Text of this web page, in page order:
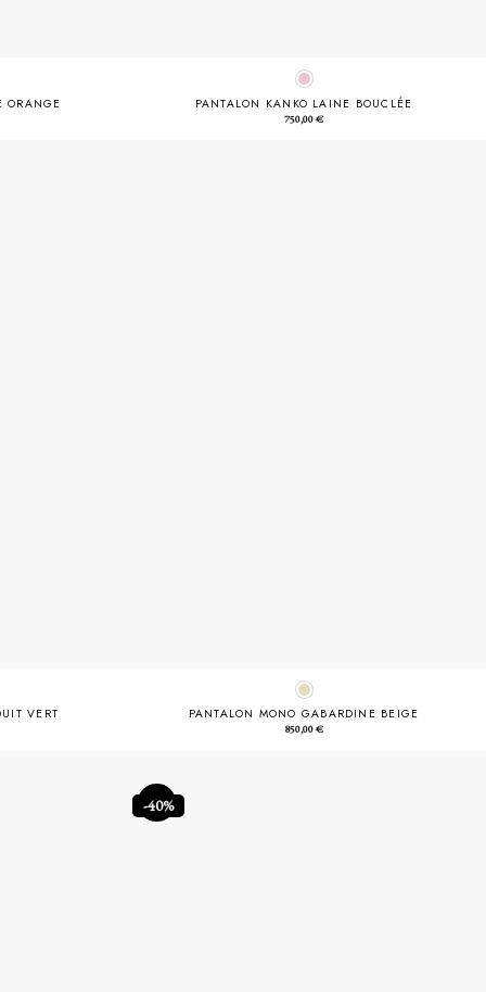
ORANGE PANTALON KANKO LAINE BOUCLÉE
750,00€
VERT PANTALON MONO GABARDINE BEIGE
850,00€
-40%